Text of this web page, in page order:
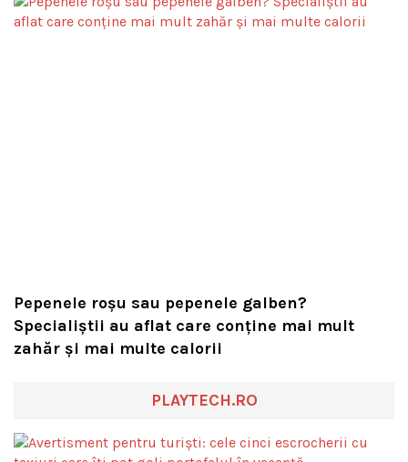
Pepenele roșu sau pepenele galben?
Specialiștii au aflat care conține mai mult
zahăr și mai multe calorii
PLAYTECH.RO